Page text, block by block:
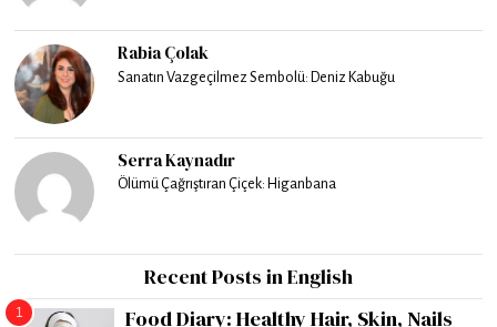
Rabia Çolak
Sanatın Vazgeçilmez Sembolü: Deniz Kabuğu
Serra Kaynadır
Ölümü Çağrıştıran Çiçek: Higanbana
Recent Posts in English
1 Food Diary: Healthy Hair, Skin, Nails